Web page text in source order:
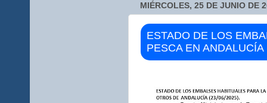
MIÉRCOLES, 25 DE JUNIO DE
ESTADO DE LOS
PESCA EN